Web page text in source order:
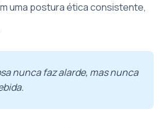
uma postura ética consistente,
nunca faz alarde, mas nunca